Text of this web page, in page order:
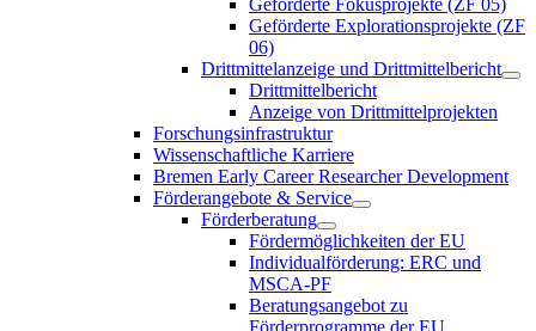
Geförderte Explorationsprojekte (ZF
06)
Drittmittelanzeige und Drittmittelbericht
Drittmittelbericht
Anzeige von Drittmittelprojekten
Forschungsinfrastruktur
Wissenschaftliche Karriere
Bremen Early Career Researcher Development
Förderangebote & Service
Förderberatung
Fördermöglichkeiten der EU
Individualförderung: ERC und
MSCA-PF
Beratungsangebot zu
Förderprogramme der EU